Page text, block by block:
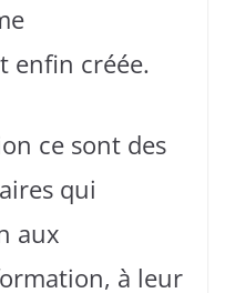
enfin créée.
ce sont des
qui
aux
à leur